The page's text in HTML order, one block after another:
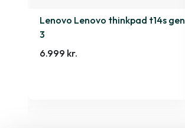
Lenovo Lenovo thinkpad t14s gen
3
6.999 kr.